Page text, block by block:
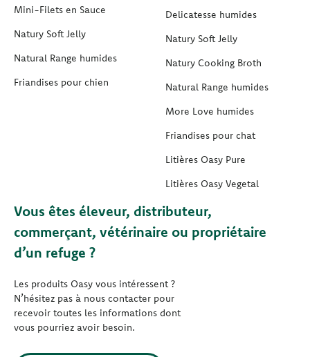
Mini-Filets en Sauce
Natury Soft Jelly
Natural Range humides
Friandises pour chien
Delicatesse humides
Natury Soft Jelly
Natury Cooking Broth
Natural Range humides
More Love humides
Friandises pour chat
Litières Oasy Pure
Litières Oasy Vegetal
Vous êtes éleveur, distributeur,
commerçant, vétérinaire ou propriétaire
d’un refuge ?
Les produits Oasy vous intéressent ?
N’hésitez pas à nous contacter pour
recevoir toutes les informations dont
vous pourriez avoir besoin.